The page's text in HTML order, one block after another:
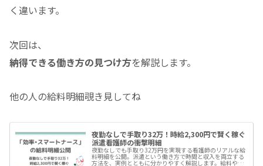
く違います。
次回は、
納得できる働き方の見つけ方を解説します。
他の人の給料明細覗き見してね
夜勤なしで手取り32万！時給2,300円で賢く稼ぐ
派遣看護師の衝撃明細
夜勤なしでも手取り32万円を実現する看護師のリアルな給
料明細を公開。派遣という働き方で時間と収入を両立する
方法を、実例とともに分かりやすく解説します。給料や働